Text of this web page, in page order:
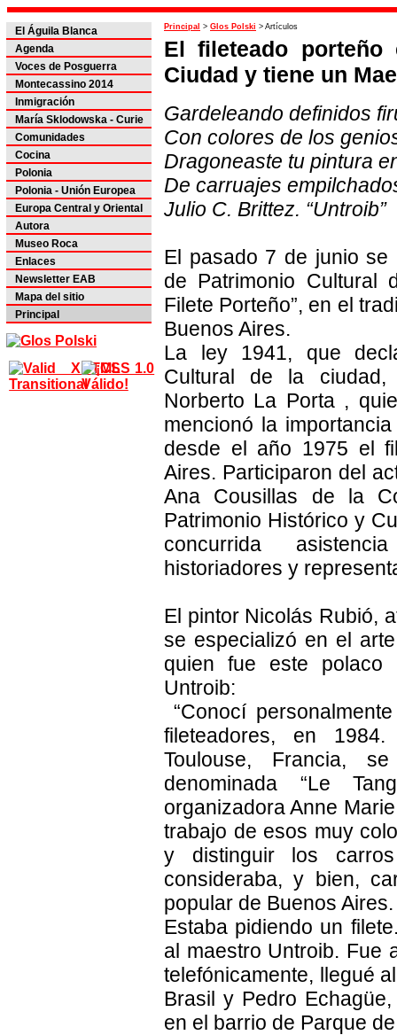
El Águila Blanca
Agenda
Voces de Posguerra
Montecassino 2014
Inmigración
María Sklodowska - Curie
Comunidades
Cocina
Polonia
Polonia - Unión Europea
Europa Central y Oriental
Autora
Museo Roca
Enlaces
Newsletter EAB
Mapa del sitio
Principal
Principal > Glos Polski > Artículos
El fileteado
Ciudad y tiene un
Gardeleando definidos
Con colores de los
Dragoneaste tu pintura
De carruajes
Julio C. Brittez. “Untroib”
El pasado 7 de junio se
de Patrimonio Cultural
Filete Porteño”, en el
Buenos Aires.
La ley 1941, que
Cultural de la
Norberto La Porta ,
mencionó la
desde el año 1975 el
Aires. Participaron del
Ana Cousillas de la
Patrimonio Histórico y
concurrida
historiadores y
El pintor Nicolás Rubió,
se especializó en el
quien fue este polaco
Untroib:
“Conocí
fileteadores, en
Toulouse, Francia,
denominada “Le
organizadora Anne
trabajo de esos muy
y distinguir los
consideraba, y bien,
popular de Buenos Aires.
Estaba pidiendo un
al maestro Untroib. Fue
telefónicamente, llegué
Brasil y Pedro
en el barrio de Parque